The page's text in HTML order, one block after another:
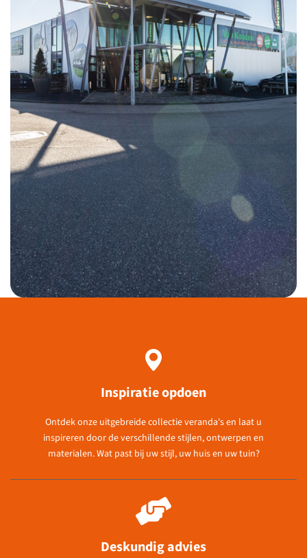
Inspiratie opdoen
Ontdek onze uitgebreide collectie veranda's en laat u
inspireren door de verschillende stijlen, ontwerpen en
materialen. Wat past bij uw stijl, uw huis en uw tuin?
Deskundig advies